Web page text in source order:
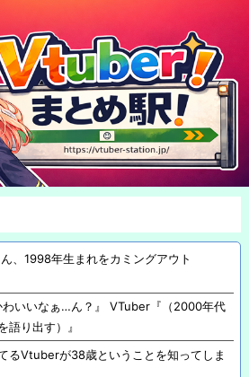
、1998年生まれをカミングアウト
いいなぁ…ん？』 VTuber『（2000年代
語り出す）』
るVtuberが38歳ということを知ってしま